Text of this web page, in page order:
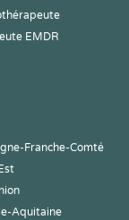
EMDR
Franche-Comté
Aquitaine